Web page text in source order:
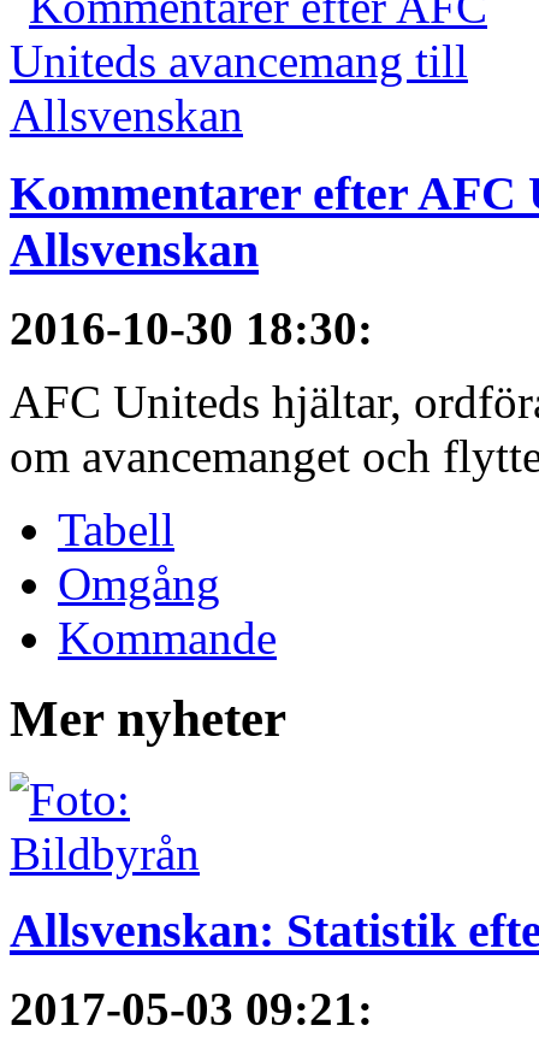
Kommentarer efter AFC
Allsvenskan
2016-10-30 18:30:
AFC Uniteds hjältar,
om avancemanget och
Tabell
Omgång
Kommande
Mer nyheter
Allsvenskan: Statistik
2017-05-03 09:21: